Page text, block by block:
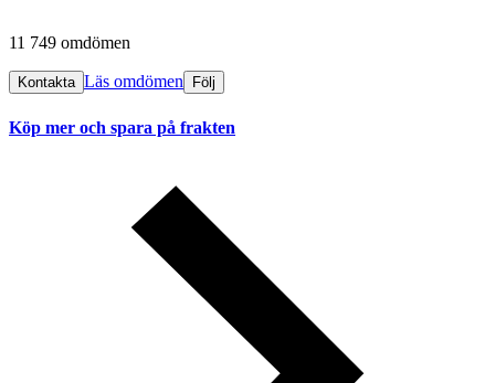
11 749 omdömen
Kontakta Läs omdömen Följ
Köp mer och spara på frakten